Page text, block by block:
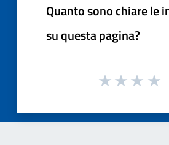
Quanto sono chiare le
su questa pagina?